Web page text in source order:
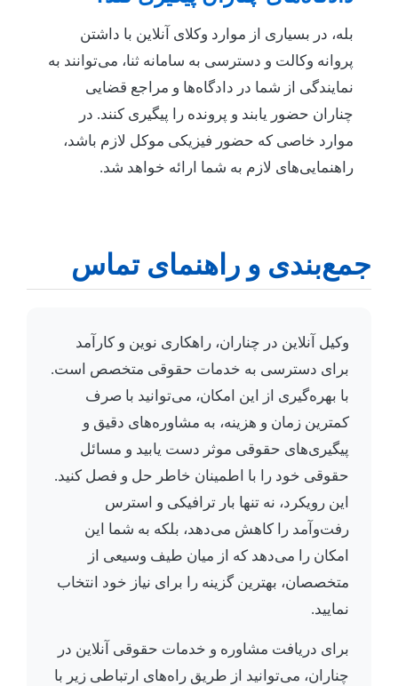
بله، در بسیاری از موارد وکلای آنلاین با داشتن
پروانه وکالت و دسترسی به سامانه ثنا، می‌توانند به
نمایندگی از شما در دادگاه‌ها و مراجع قضایی
چناران حضور یابند و پرونده را پیگیری کنند. در
موارد خاصی که حضور فیزیکی موکل لازم باشد،
راهنمایی‌های لازم به شما ارائه خواهد شد.
جمع‌بندی و راهنمای تماس
وکیل آنلاین در چناران، راهکاری نوین و کارآمد
برای دسترسی به خدمات حقوقی متخصص است.
با بهره‌گیری از این امکان، می‌توانید با صرف
کمترین زمان و هزینه، به مشاوره‌های دقیق و
پیگیری‌های حقوقی موثر دست یابید و مسائل
حقوقی خود را با اطمینان خاطر حل و فصل کنید.
این رویکرد، نه تنها بار ترافیکی و استرس
رفت‌وآمد را کاهش می‌دهد، بلکه به شما این
امکان را می‌دهد که از میان طیف وسیعی از
متخصصان، بهترین گزینه را برای نیاز خود انتخاب
نمایید.
برای دریافت مشاوره و خدمات حقوقی آنلاین در
چناران، می‌توانید از طریق راه‌های ارتباطی زیر با